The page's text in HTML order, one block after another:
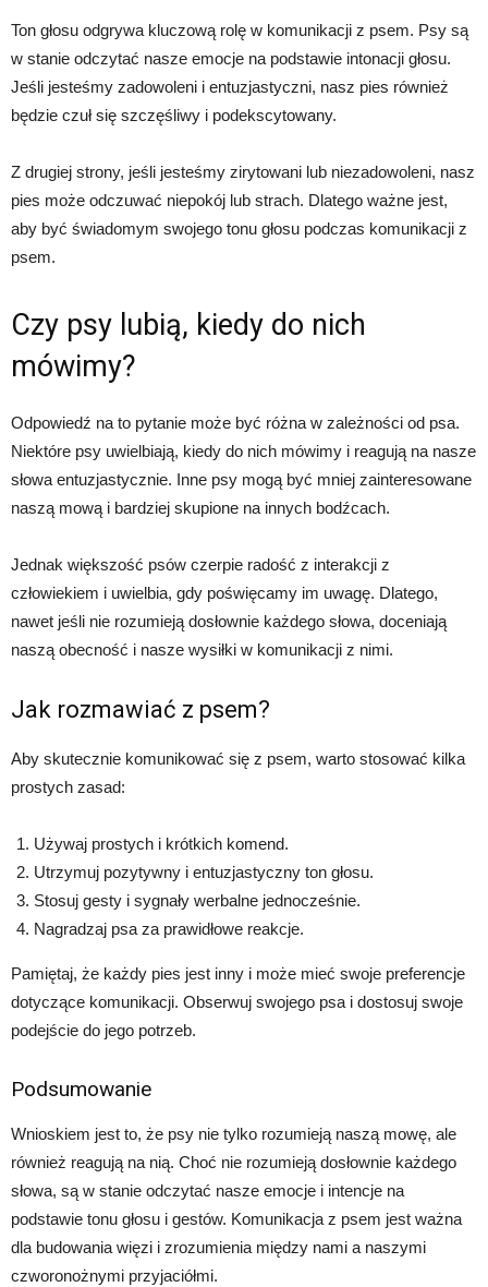
Ton głosu odgrywa kluczową rolę w komunikacji z psem. Psy są
w stanie odczytać nasze emocje na podstawie intonacji głosu.
Jeśli jesteśmy zadowoleni i entuzjastyczni, nasz pies również
będzie czuł się szczęśliwy i podekscytowany.
Z drugiej strony, jeśli jesteśmy zirytowani lub niezadowoleni, nasz
pies może odczuwać niepokój lub strach. Dlatego ważne jest,
aby być świadomym swojego tonu głosu podczas komunikacji z
psem.
Czy psy lubią, kiedy do nich
mówimy?
Odpowiedź na to pytanie może być różna w zależności od psa.
Niektóre psy uwielbiają, kiedy do nich mówimy i reagują na nasze
słowa entuzjastycznie. Inne psy mogą być mniej zainteresowane
naszą mową i bardziej skupione na innych bodźcach.
Jednak większość psów czerpie radość z interakcji z
człowiekiem i uwielbia, gdy poświęcamy im uwagę. Dlatego,
nawet jeśli nie rozumieją dosłownie każdego słowa, doceniają
naszą obecność i nasze wysiłki w komunikacji z nimi.
Jak rozmawiać z psem?
Aby skutecznie komunikować się z psem, warto stosować kilka
prostych zasad:
Używaj prostych i krótkich komend.
Utrzymuj pozytywny i entuzjastyczny ton głosu.
Stosuj gesty i sygnały werbalne jednocześnie.
Nagradzaj psa za prawidłowe reakcje.
Pamiętaj, że każdy pies jest inny i może mieć swoje preferencje
dotyczące komunikacji. Obserwuj swojego psa i dostosuj swoje
podejście do jego potrzeb.
Podsumowanie
Wnioskiem jest to, że psy nie tylko rozumieją naszą mowę, ale
również reagują na nią. Choć nie rozumieją dosłownie każdego
słowa, są w stanie odczytać nasze emocje i intencje na
podstawie tonu głosu i gestów. Komunikacja z psem jest ważna
dla budowania więzi i zrozumienia między nami a naszymi
czworonożnymi przyjaciółmi.